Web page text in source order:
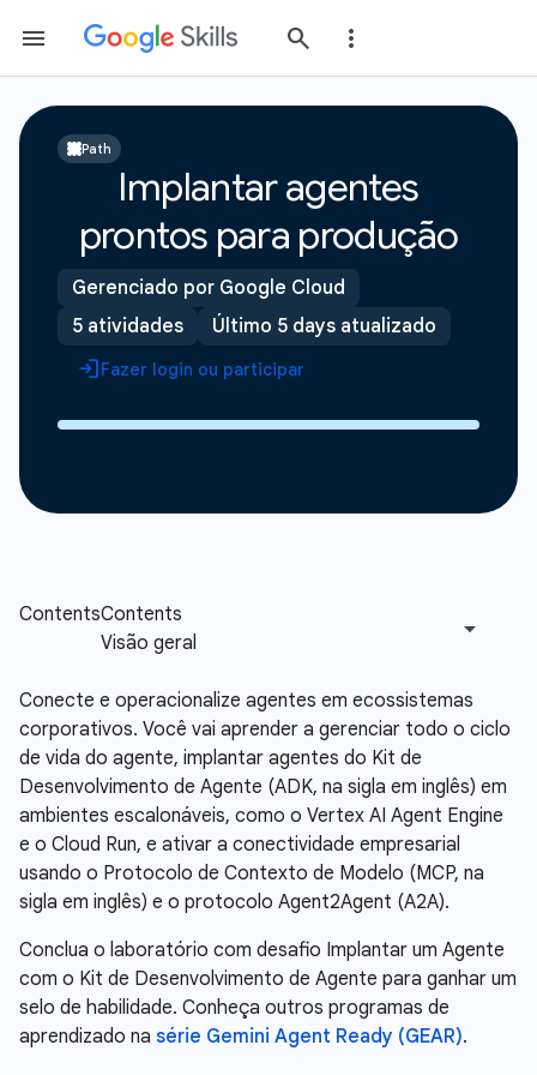
Path
Implantar agentes
prontos para produção
Gerenciado por Google Cloud
5 atividades
Último 5 days atualizado
Fazer login ou participar
Conecte e operacionalize agentes em ecossistemas
corporativos. Você vai aprender a gerenciar todo o ciclo
de vida do agente, implantar agentes do Kit de
Desenvolvimento de Agente (ADK, na sigla em inglês) em
ambientes escalonáveis, como o Vertex AI Agent Engine
e o Cloud Run, e ativar a conectividade empresarial
usando o Protocolo de Contexto de Modelo (MCP, na
sigla em inglês) e o protocolo Agent2Agent (A2A).
Conclua o laboratório com desafio Implantar um Agente
com o Kit de Desenvolvimento de Agente para ganhar um
selo de habilidade. Conheça outros programas de
aprendizado na série Gemini Agent Ready (GEAR).